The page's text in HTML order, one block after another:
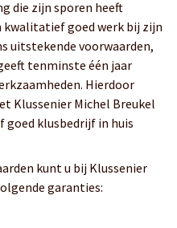
die zijn sporen heeft
goed werk bij zijn
uitstekende voorwaarden,
tenminste één jaar
Hierdoor
Klussenier Michel Breukel
klusbedrijf in huis
kunt u bij Klussenier
garanties: